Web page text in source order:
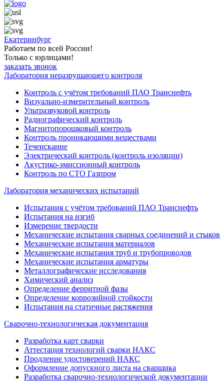
Екатеринбург
Работаем по всей России!
Только с юрлицами!
заказать звонок
Лаборатория неразрушающего контроля
Контроль с учётом требований ПАО Транснефть
Визуально-измерительный контроль
Ультразвуковой контроль
Радиографический контроль
Магнитопорошковый контроль
Контроль проникающими веществами
Течеискание
Электрический контроль (контроль изоляции)
Акустико-эмиссионный контроль
Контроль по СТО Газпром
Лаборатория механических испытаний
Испытания с учётом требований ПАО Транснефть
Испытания на изгиб
Измерение твердости
Механические испытания сварных соединений и стыков
Механические испытания материалов
Механические испытания труб и трубопроводов
Механические испытания арматуры
Металлографические исследования
Химический анализ
Определение ферритной фазы
Определение коррозийной стойкости
Испытания на статичные растяжения
Сварочно-технологическая документация
Разработка карт сварки
Аттестация технологий сварки НАКС
Продление удостоверений НАКС
Оформление допускного листа на сварщика
Разработка сварочно-технологической документации